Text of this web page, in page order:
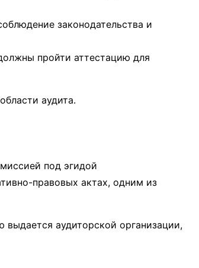
законодательства и
пройти аттестацию для
аудита.
под эгидой
правовых актах, одним из
выдается аудиторской организации,